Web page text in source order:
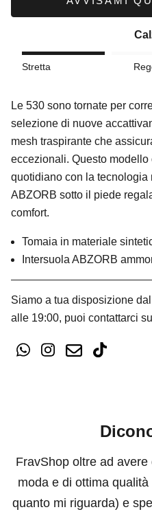
Stretta
Le 530 sono tornate per
selezione di nuove
mesh traspirante che
eccezionali. Questo
quotidiano con la tecnologia
ABZORB sotto il piede
comfort.
Tomaia in materiale
Intersuola ABZORB
Siamo a tua disposizione
alle 19:00, puoi contattarci
FravShop oltre ad
moda e di ottima
quanto mi riguarda) e